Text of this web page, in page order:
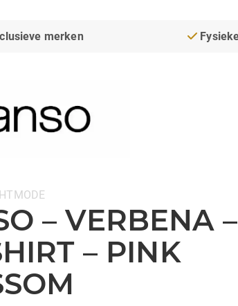
merken
– VERBENA –
– PINK